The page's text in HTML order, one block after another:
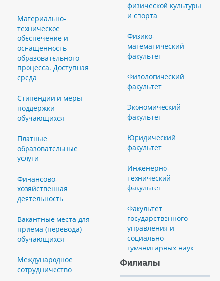
Материально-
техническое
обеспечение и
оснащенность
образовательного
процесса. Доступная
среда
Стипендии и меры
поддержки
обучающихся
Платные
образовательные
услуги
Финансово-
хозяйственная
деятельность
Вакантные места для
приема (перевода)
обучающихся
Международное
сотрудничество
физической культуры
и спорта
Физико-
математический
факультет
Филологический
факультет
Экономический
факультет
Юридический
факультет
Инженерно-
технический
факультет
Факультет
государственного
управления и
социально-
гуманитарных наук
Филиалы